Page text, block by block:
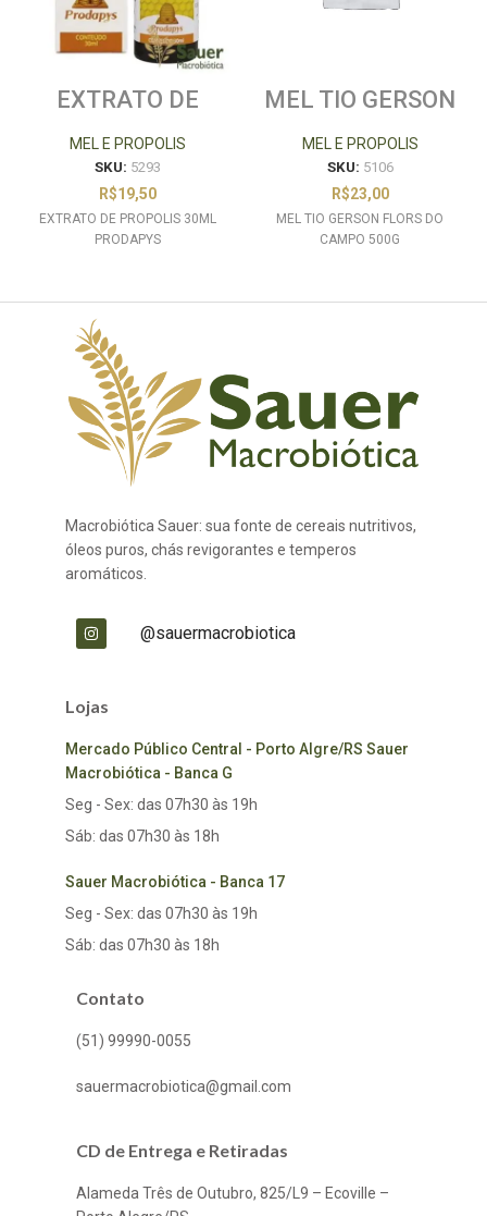
EXTRATO DE
PRODAPYS
MEL E PROPOLIS
SKU: 5293
R$19,50
EXTRATO DE PROPOLIS 30ML
PRODAPYS
MEL TIO GERSON
CAMPO 500G
MEL E PROPOLIS
SKU: 5106
R$23,00
MEL TIO GERSON FLORS DO
CAMPO 500G
Macrobiótica Sauer: sua fonte de cereais nutritivos,
óleos puros, chás revigorantes e temperos
aromáticos.
@sauermacrobiotica
Lojas
Mercado Público Central - Porto Algre/RS Sauer
Macrobiótica - Banca G
Seg - Sex: das 07h30 às 19h
Sáb: das 07h30 às 18h
Sauer Macrobiótica - Banca 17
Seg - Sex: das 07h30 às 19h
Sáb: das 07h30 às 18h
Contato
(51) 99990-0055
sauermacrobiotica@gmail.com
CD de Entrega e Retiradas
Alameda Três de Outubro, 825/L9 – Ecoville –